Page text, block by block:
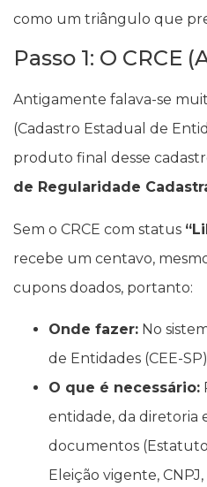
como um triângulo que
Passo 1: O CRCE
Antigamente falava-se
(Cadastro Estadual de
produto final desse
de Regularidade
Sem o CRCE com status
recebe um centavo,
cupons doados, portanto:
Onde fazer: No
de Entidades (CEE-
O que é necessário:
entidade, da diretoria
documentos
Eleição vigente,